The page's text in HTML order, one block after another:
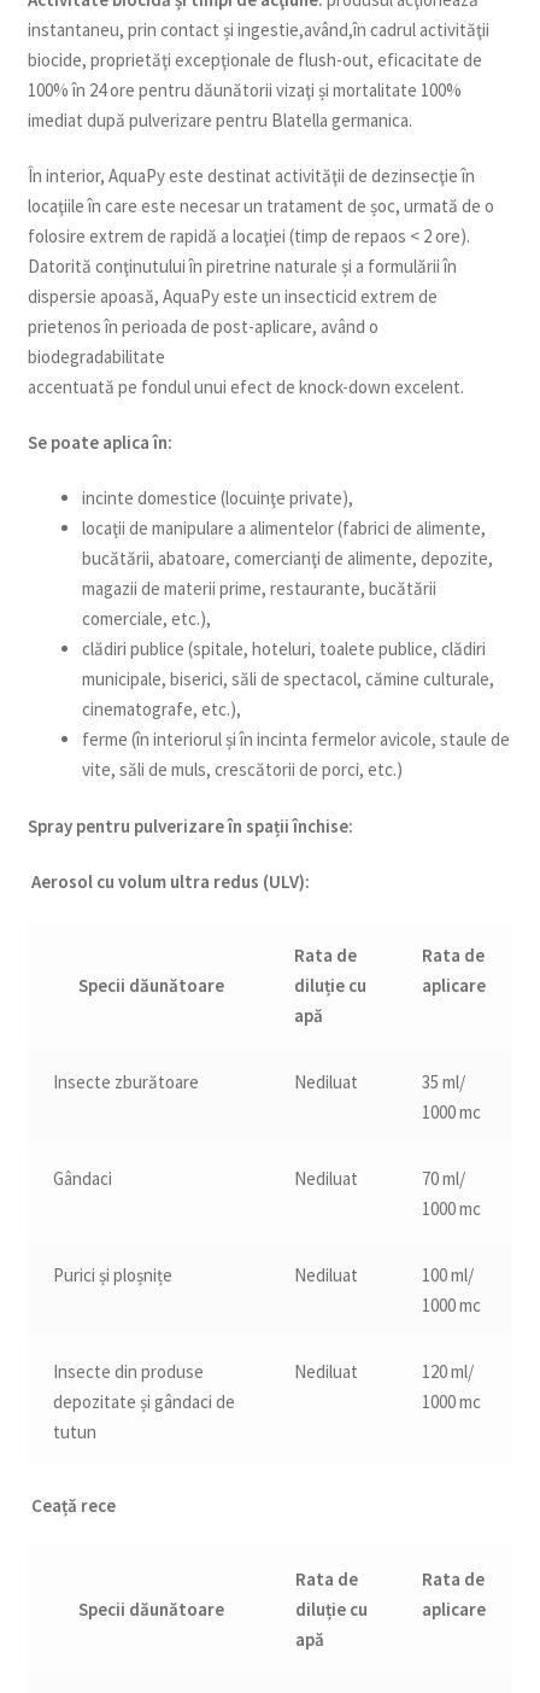
instantaneu, prin contact și ingestie,având,în cadrul activităţii
biocide, proprietăţi excepţionale de flush-out, eficacitate de
100% în 24 ore pentru dăunătorii vizaţi și mortalitate 100%
imediat după pulverizare pentru Blatella germanica.
În interior, AquaPy este destinat activităţii de dezinsecţie în
locaţiile în care este necesar un tratament de șoc, urmată de o
folosire extrem de rapidă a locaţiei (timp de repaos < 2 ore).
Datorită conţinutului în piretrine naturale și a formulării în
dispersie apoasă, AquaPy este un insecticid extrem de
prietenos în perioada de post-aplicare, având o
biodegradabilitate
accentuată pe fondul unui efect de knock-down excelent.
Se poate aplica în:
incinte domestice (locuinţe private),
locaţii de manipulare a alimentelor (fabrici de alimente,
bucătării, abatoare, comercianţi de alimente, depozite,
magazii de materii prime, restaurante, bucătării
comerciale, etc.),
clădiri publice (spitale, hoteluri, toalete publice, clădiri
municipale, biserici, săli de spectacol, cămine culturale,
cinematografe, etc.),
ferme (în interiorul și în incinta fermelor avicole, staule de
vite, săli de muls, crescătorii de porci, etc.)
Spray pentru pulverizare în spații închise:
Aerosol cu volum ultra redus (ULV):
Specii dăunătoare
Rata de
diluție cu
apă
Rata de
aplicare
Insecte zburătoare Nediluat
35 ml/
1000 mc
Gândaci Nediluat
70 ml/
1000 mc
Purici și ploșnițe Nediluat
100 ml/
1000 mc
Insecte din produse
depozitate și gândaci de
tutun
Nediluat
120 ml/
1000 mc
Ceață rece
Specii dăunătoare
Rata de
diluție cu
apă
Rata de
aplicare